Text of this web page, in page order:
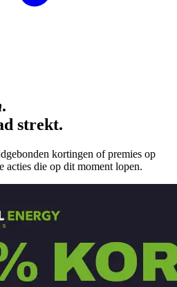
.
strekt.
kortingen of premies op
acties die op dit moment lopen.